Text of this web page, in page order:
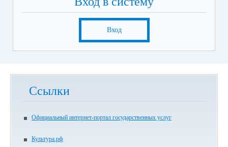
Вход
Ссылки
Официальный интернет-портал государственных услуг
Культура.рф